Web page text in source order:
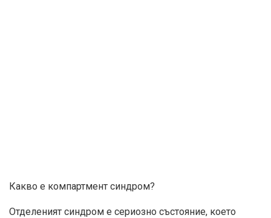
Какво е компартмент синдром?
Отделеният синдром е сериозно състояние, което